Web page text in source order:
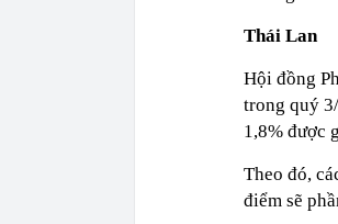
Thái Lan
Hội đồng
trong quý
1,8% được
Theo đó,
điểm sẽ